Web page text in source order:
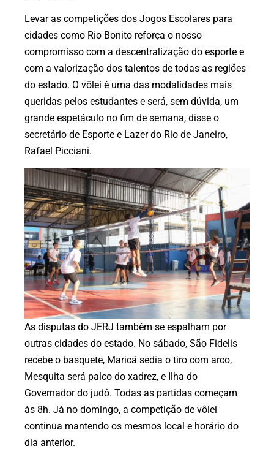
Levar as competições dos Jogos Escolares para
cidades como Rio Bonito reforça o nosso
compromisso com a descentralização do esporte e
com a valorização dos talentos de todas as regiões
do estado. O vôlei é uma das modalidades mais
queridas pelos estudantes e será, sem dúvida, um
grande espetáculo no fim de semana, disse o
secretário de Esporte e Lazer do Rio de Janeiro,
Rafael Picciani.
As disputas do JERJ também se espalham por
outras cidades do estado. No sábado, São Fidelis
recebe o basquete, Maricá sedia o tiro com arco,
Mesquita será palco do xadrez, e Ilha do
Governador do judô. Todas as partidas começam
às 8h. Já no domingo, a competição de vôlei
continua mantendo os mesmos local e horário do
dia anterior.